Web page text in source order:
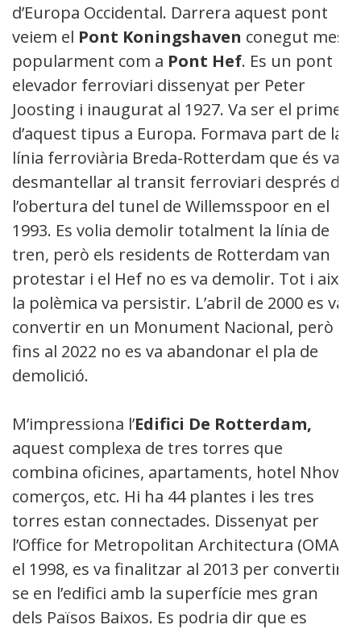
d’Europa Occidental. Darrera aquest pont
veiem el Pont Koningshaven conegut mes
popularment com a Pont Hef. Es un pont
elevador ferroviari dissenyat per Peter
Joosting i inaugurat al 1927. Va ser el primer
d’aquest tipus a Europa. Formava part de la
línia ferroviària Breda-Rotterdam que és va
desmantellar al transit ferroviari després de
l’obertura del tunel de Willemsspoor en el
1993. Es volia demolir totalment la línia de
tren, però els residents de Rotterdam van
protestar i el Hef no es va demolir. Tot i així
la polèmica va persistir. L’abril de 2000 es va
convertir en un Monument Nacional, però
fins al 2022 no es va abandonar el pla de
demolició.
M’impressiona l’Edifici De Rotterdam,
aquest complexa de tres torres que
combina oficines, apartaments, hotel Nhow,
comerços, etc. Hi ha 44 plantes i les tres
torres estan connectades. Dissenyat per
l’Office for Metropolitan Architectura (OMA)
el 1998, es va finalitzar al 2013 per convertir-
se en l’edifici amb la superfície mes gran
dels Països Baixos. Es podria dir que es